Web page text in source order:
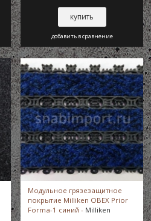
купить
добавить в сравнение
Модульное грязезащитное
покрытие Milliken OBEX Prior
Forma-1 синий - Milliken